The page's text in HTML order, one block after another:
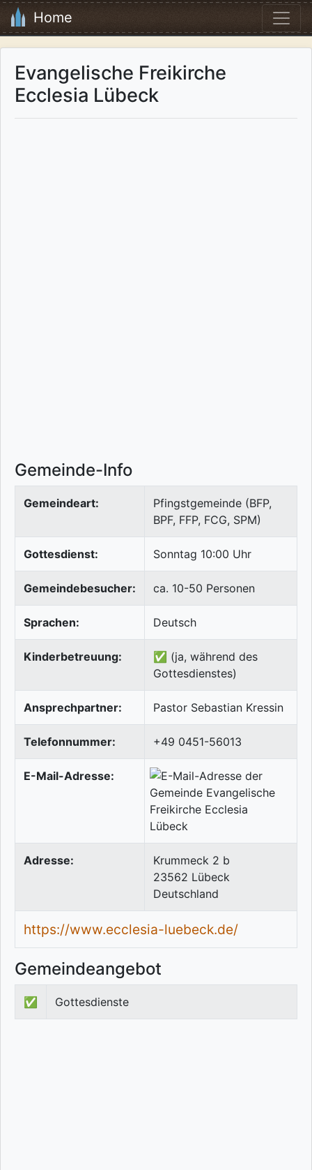
Home
Evangelische Freikirche
Ecclesia Lübeck
Gemeinde-Info
Gemeindeart:
Pfingstgemeinde (BFP,
BPF, FFP, FCG, SPM)
Gottesdienst: Sonntag 10:00 Uhr
Gemeindebesucher: ca. 10-50 Personen
Sprachen: Deutsch
Kinderbetreuung:
✅ (ja, während des
Gottesdienstes)
Ansprechpartner: Pastor Sebastian Kressin
Telefonnummer: +49 0451-56013
E-Mail-Adresse:
Adresse:
Krummeck 2 b
23562 Lübeck
Deutschland
https://www.ecclesia-luebeck.de/
Gemeindeangebot
✅ Gottesdienste